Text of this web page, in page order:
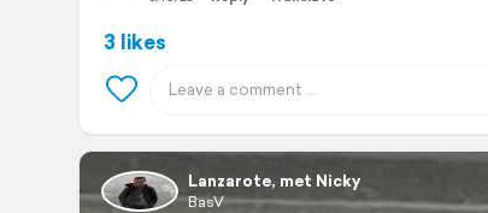
3 likes
Lanzarote, met Nicky
BasV